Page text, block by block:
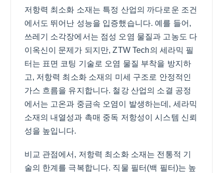
저항력 최소화 소재는 특정 산업의 까다로운 조건
에서도 뛰어난 성능을 입증했습니다. 예를 들어,
쓰레기 소각장에서는 점성 오염 물질과 고농도 다
이옥신이 문제가 되지만, ZTW Tech의 세라믹 필
터는 표면 코팅 기술로 오염 물질 부착을 방지하
고, 저항력 최소화 소재의 미세 구조로 안정적인
가스 흐름을 유지합니다. 철강 산업의 소결 공정
에서는 고온과 중금속 오염이 발생하는데, 세라믹
소재의 내열성과 촉매 중독 저항성이 시스템 신뢰
성을 높입니다.
비교 관점에서, 저항력 최소화 소재는 전통적 기
술의 한계를 극복합니다. 직물 필터(백 필터)는 높